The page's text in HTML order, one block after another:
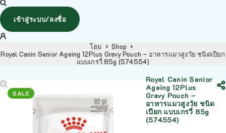
เข้าสู่ระบบ/ลงชื่อ
โฮม
Shop
Royal Canin Senior Ageing 12Plus Gravy Pouch – อาหารแมวสูงวัย ชนิดเปียก
แบบเกรวี่ 85g (574554)
SALE
Royal Canin Senior
Ageing 12Plus
Gravy Pouch –
อาหารแมวสูงวัย ชนิด
เปียก แบบเกรวี่ 85g
(574554)